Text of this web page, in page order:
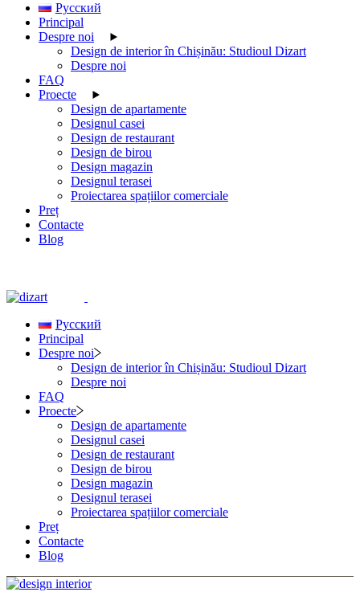
Русский
Principal
Despre noi
Design de interior în Chișinău: Studioul Dizart
Despre noi
FAQ
Proecte
Design de apartamente
Designul casei
Design de restaurant
Design de birou
Design magazin
Designul terasei
Proiectarea spațiilor comerciale
Preț
Contacte
Blog
Русский
Principal
Despre noi
Design de interior în Chișinău: Studioul Dizart
Despre noi
FAQ
Proecte
Design de apartamente
Designul casei
Design de restaurant
Design de birou
Design magazin
Designul terasei
Proiectarea spațiilor comerciale
Preț
Contacte
Blog